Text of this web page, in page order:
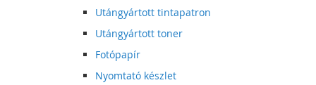
Utángyártott tintapatron
Utángyártott toner
Fotópapír
Nyomtató készlet